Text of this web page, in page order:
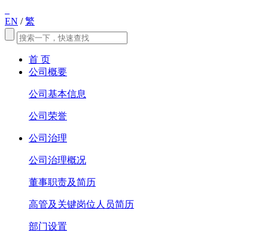
EN /繁
首 页
公司概要
公司基本信息
公司荣誉
公司治理
公司治理概况
董事职责及简历
高管及关键岗位人员简历
部门设置